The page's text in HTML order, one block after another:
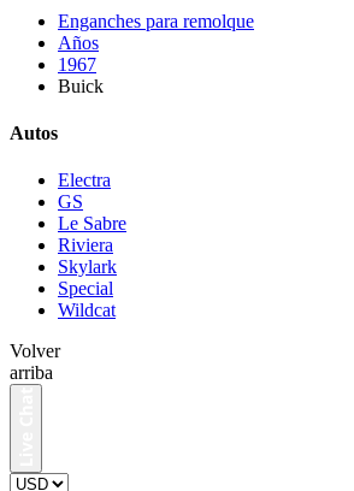
Enganches para remolque
Años
1967
Buick
Autos
Electra
GS
Le Sabre
Riviera
Skylark
Special
Wildcat
Volver
arriba